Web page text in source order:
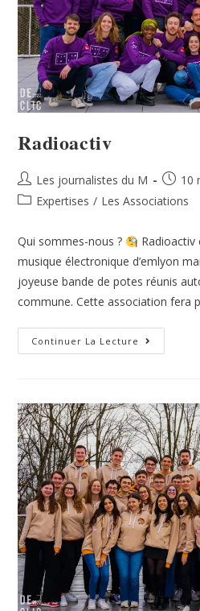
Radioactiv
Les journalistes du M
10
Expertises / Les Associations
Qui sommes-nous ?
Radioactiv
musique électronique d’emlyon
joyeuse bande de potes réunis
commune. Cette association fera
Continuer La Lecture